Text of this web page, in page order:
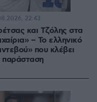
και Τζόλης στα
– Το ελληνικό
που κλέβει
παράσταση
22:43